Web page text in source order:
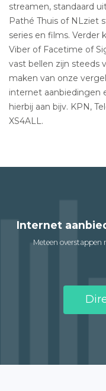
streamen, standaard
Pathé Thuis of NLziet
series en films. Verder
Viber of Facetime of
vast bellen zijn steeds
maken van onze
internet aanbiedingen
hierbij aan bijv. KPN,
XS4ALL.
Internet
Meteen